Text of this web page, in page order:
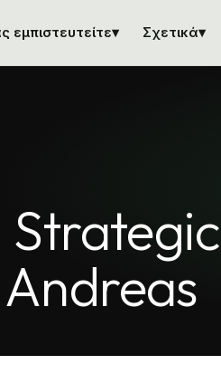
εμπιστευτείτε▾ Σχετικά▾